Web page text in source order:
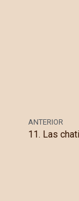
ANTERIOR
11. Las